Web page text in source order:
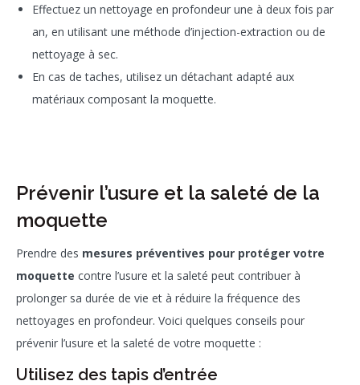
Effectuez un nettoyage en profondeur une à deux fois par
an, en utilisant une méthode d’injection-extraction ou de
nettoyage à sec.
En cas de taches, utilisez un détachant adapté aux
matériaux composant la moquette.
Prévenir l’usure et la saleté de la
moquette
Prendre des mesures préventives pour protéger votre
moquette contre l’usure et la saleté peut contribuer à
prolonger sa durée de vie et à réduire la fréquence des
nettoyages en profondeur. Voici quelques conseils pour
prévenir l’usure et la saleté de votre moquette :
Utilisez des tapis d’entrée